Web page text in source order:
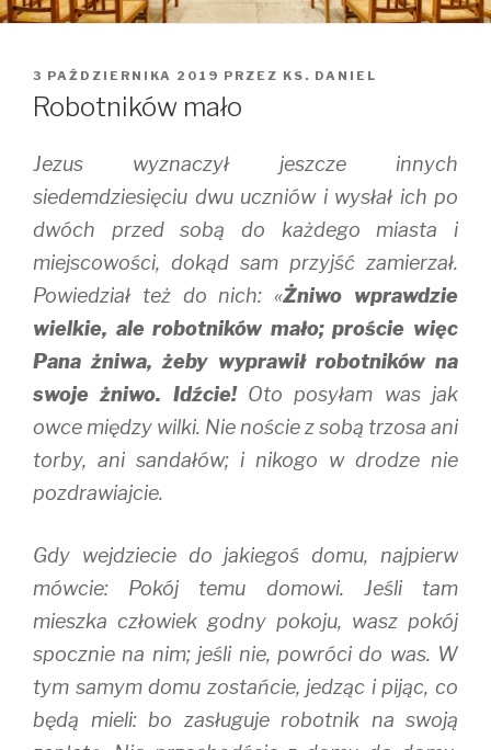
OPUBLIKOWANE
W
3 PAŹDZIERNIKA 2019 PRZEZ KS. DANIEL
Robotników mało
Jezus wyznaczył jeszcze innych
siedemdziesięciu dwu uczniów i wysłał ich po
dwóch przed sobą do każdego miasta i
miejscowości, dokąd sam przyjść zamierzał.
Powiedział też do nich: «Żniwo wprawdzie
wielkie, ale robotników mało; proście więc
Pana żniwa, żeby wyprawił robotników na
swoje żniwo. Idźcie!Oto posyłam was jak
owce między wilki. Nie noście z sobą trzosa ani
torby, ani sandałów; i nikogo w drodze nie
pozdrawiajcie.
Gdy wejdziecie do jakiegoś domu, najpierw
mówcie: Pokój temu domowi. Jeśli tam
mieszka człowiek godny pokoju, wasz pokój
spocznie na nim; jeśli nie, powróci do was. W
tym samym domu zostańcie, jedząc i pijąc, co
będą mieli: bo zasługuje robotnik na swoją